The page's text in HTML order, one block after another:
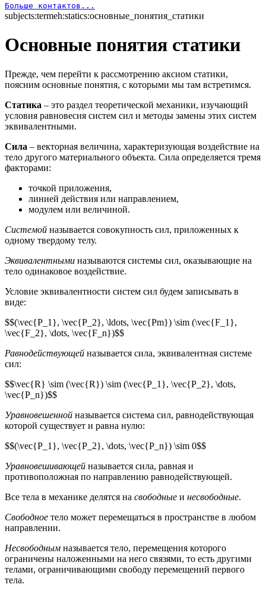
Больше контактов...
subjects:termeh:statics:основные_понятия_статики
Основные понятия статики
Прежде, чем перейти к рассмотрению аксиом статики,
поясним основные понятия, с которыми мы там встретимся.
Статика – это раздел теоретической механики, изучающий
условия равновесия систем сил и методы замены этих систем
эквивалентными.
Сила – векторная величина, характеризующая воздействие на
тело другого материального объекта. Сила определяется тремя
факторами:
точкой приложения,
линией действия или направлением,
модулем или величиной.
Системой называется совокупность сил, приложенных к
одному твердому телу.
Эквивалентными называются системы сил, оказывающие на
тело одинаковое воздействие.
Условие эквивалентности систем сил будем записывать в
виде:
$$(\vec{P_1}, \vec{P_2}, \ldots, \vec{Pm}) \sim (\vec{F_1},
\vec{F_2}, \dots, \vec{F_n})$$
Равнодействующей называется сила, эквивалентная системе
сил:
$$\vec{R} \sim (\vec{R}) \sim (\vec{P_1}, \vec{P_2}, \dots,
\vec{P_n})$$
Уравновешенной называется система сил, равнодействующая
которой существует и равна нулю:
$$(\vec{P_1}, \vec{P_2}, \dots, \vec{P_n}) \sim 0$$
Уравновешивающей называется сила, равная и
противоположная по направлению равнодействующей.
Все тела в механике делятся на свободные и несвободные.
Свободное тело может перемещаться в пространстве в любом
направлении.
Несвободным называется тело, перемещения которого
ограничены наложенными на него связями, то есть другими
телами, ограничивающими свободу перемещений первого
тела.